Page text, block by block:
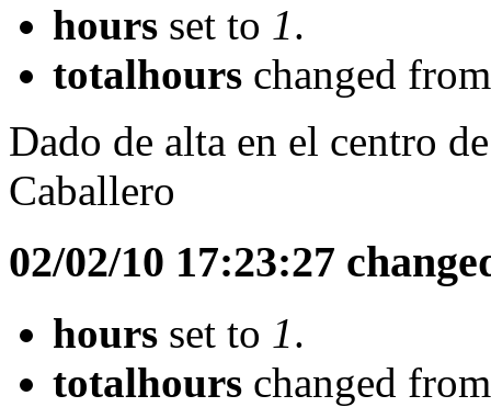
hours set to 1.
totalhours changed
Dado de alta en el centro
Caballero
02/02/10 17:23:27
hours set to 1.
totalhours changed